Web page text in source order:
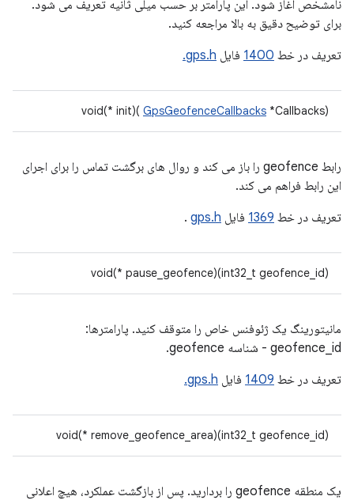
نامشخص آغاز شود. این پارامتر بر حسب میلی ثانیه تعریف می شود.
برای توضیح دقیق به بالا مراجعه کنید.
تعریف در خط 1400 فایل gps.h.
void(* init)( GpsGeofenceCallbacks *Callbacks)
رابط geofence را باز می کند و روال های برگشت تماس را برای اجرای
این رابط فراهم می کند.
تعریف در خط 1369 فایل gps.h
.
void(* pause_geofence)(int32_t geofence_id)
مانیتورینگ یک ژئوفنس خاص را متوقف کنید. پارامترها:
geofence_id - شناسه geofence.
تعریف در خط 1409 فایل gps.h.
void(* remove_geofence_area)(int32_t geofence_id)
یک منطقه geofence را بردارید. پس از بازگشت عملکرد، هیچ اعلانی